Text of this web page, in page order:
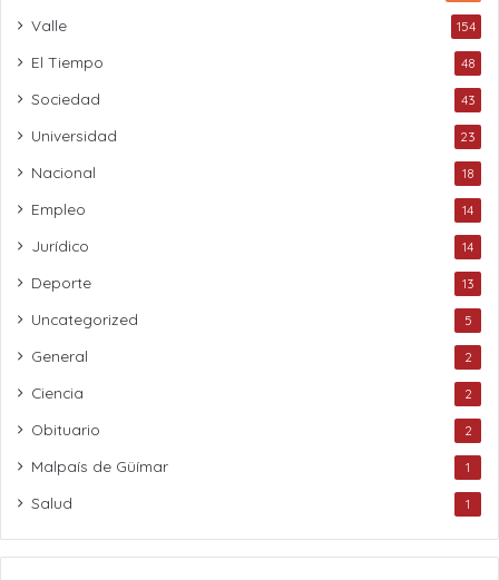
Valle 154
El Tiempo 48
Sociedad 43
Universidad 23
Nacional 18
Empleo 14
Jurídico 14
Deporte 13
Uncategorized 5
General 2
Ciencia 2
Obituario 2
Malpaís de Güímar 1
Salud 1